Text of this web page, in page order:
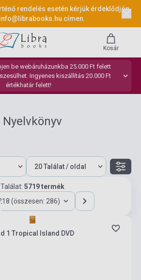
rendelés esetén kérjük érdeklődjön
info@librabooks.hu címen.
be webáruházunkba 25.000 Ft felett
Ingyenes kiszállítás 20.000 Ft
értékhatár felett!
Kosár
Nyelvkönyv
Találat: 5719 termék
(összesen: 286)
1 Tropical Island DVD